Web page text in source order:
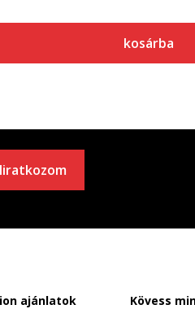
kosárba
ajánlatok Kövess